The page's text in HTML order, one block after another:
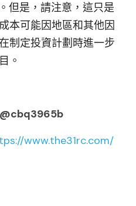
但是，請注意，這只是
本可能因地區和其他因
制定投資計劃時進一步
。
@cbq3965b
www.the31rc.com/